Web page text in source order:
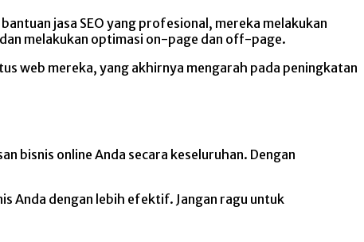
jasa SEO yang profesional, mereka melakukan
melakukan optimasi on-page dan off-page.
web mereka, yang akhirnya mengarah pada peningkatan
bisnis online Anda secara keseluruhan. Dengan
Anda dengan lebih efektif. Jangan ragu untuk